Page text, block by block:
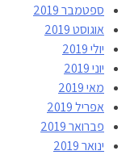
ספטמבר 2019
אוגוסט 2019
יולי 2019
יוני 2019
מאי 2019
אפריל 2019
פברואר 2019
ינואר 2019